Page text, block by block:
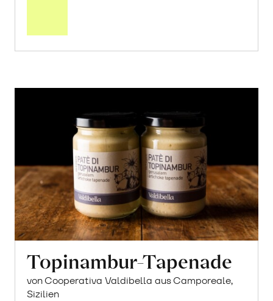
Topinambur-Tapenade
von Cooperativa Valdibella aus Camporeale,
Sizilien